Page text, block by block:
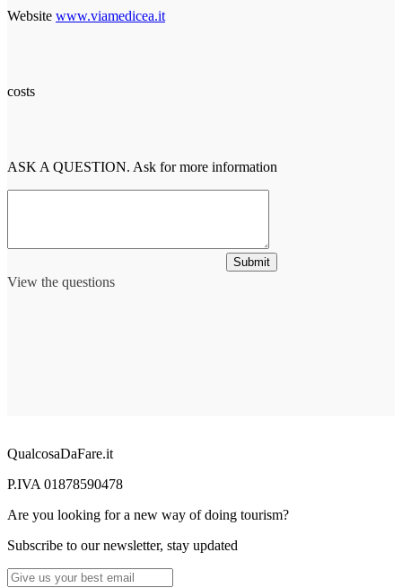
Website www.viamedicea.it
costs
ASK A QUESTION. Ask for more information
View the questions
Submit
QualcosaDaFare.it
P.IVA 01878590478
Are you looking for a new way of doing tourism?
Subscribe to our newsletter, stay updated